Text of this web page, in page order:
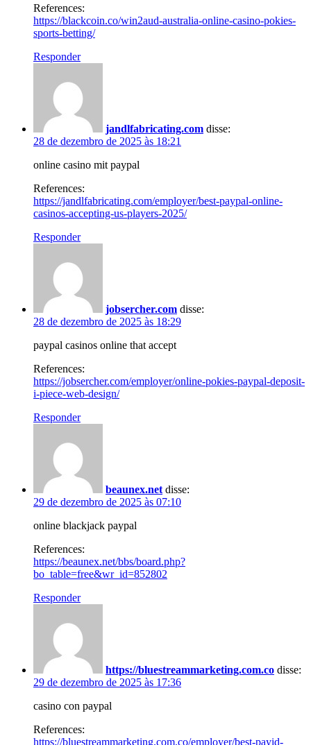
References:
https://blackcoin.co/win2aud-australia-online-casino-pokies-
sports-betting/
Responder
jandlfabricating.com disse:
28 de dezembro de 2025 às 18:21
online casino mit paypal
References:
https://jandlfabricating.com/employer/best-paypal-online-
casinos-accepting-us-players-2025/
Responder
jobsercher.com disse:
28 de dezembro de 2025 às 18:29
paypal casinos online that accept
References:
https://jobsercher.com/employer/online-pokies-paypal-deposit-
i-piece-web-design/
Responder
beaunex.net disse:
29 de dezembro de 2025 às 07:10
online blackjack paypal
References:
https://beaunex.net/bbs/board.php?
bo_table=free&wr_id=852802
Responder
https://bluestreammarketing.com.co disse:
29 de dezembro de 2025 às 17:36
casino con paypal
References:
https://bluestreammarketing.com.co/employer/best-payid-